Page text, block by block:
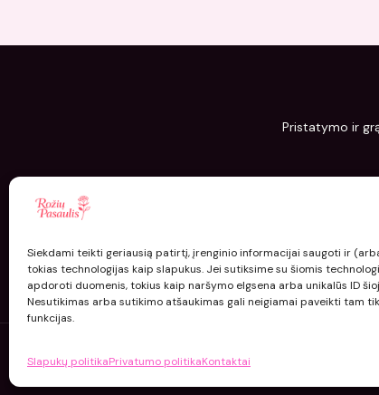
Siekdami teikti geriausią patirtį, įrenginio informacijai saugoti ir
tokias technologijas kaip slapukus. Jei sutiksime su šiomis
apdoroti duomenis, tokius kaip naršymo elgsena arba unikalūs ID
Nesutikimas arba sutikimo atšaukimas gali neigiamai paveikti tam
funkcijas.
Slapukų politikaPrivatumo politikaKontaktai
Pristatymo ir